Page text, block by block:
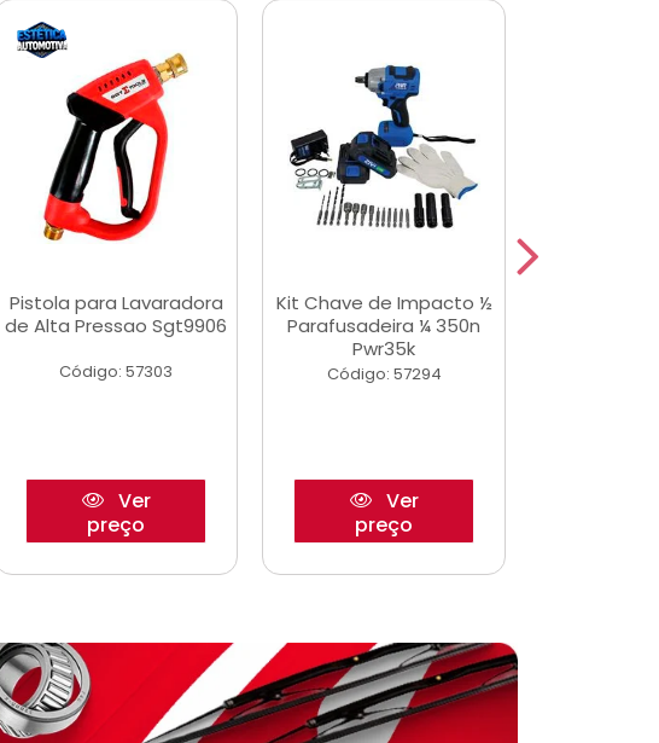
Pistola para Lavaradora
de Alta Pressao Sgt9906
Código: 57303
Ver
preço
Kit Chave de Impacto ½
Parafusadeira ¼ 350n
Pwr35k
Código: 57294
Ver
preço